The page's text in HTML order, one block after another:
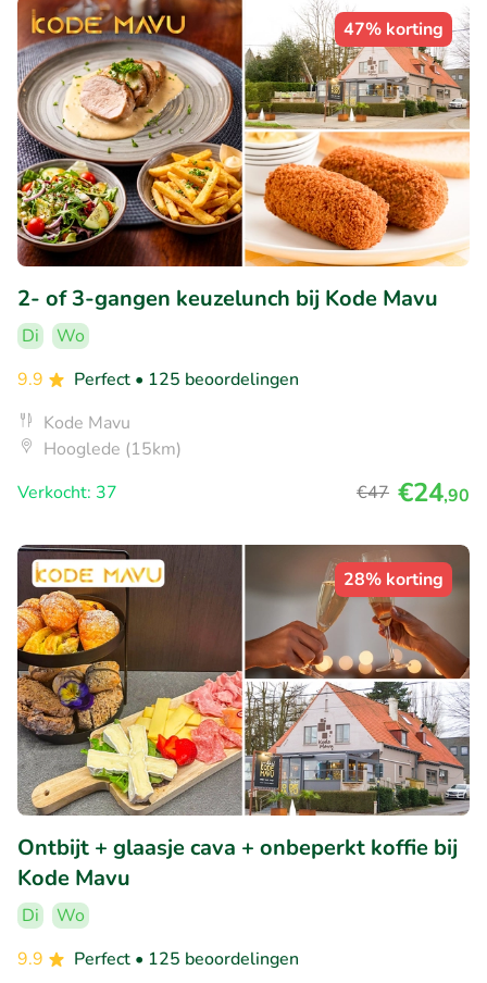
47% korting
2- of 3-gangen keuzelunch bij Kode Mavu
Di
Wo
9.9
Perfect • 125 beoordelingen
Kode Mavu
Hooglede (15km)
Verkocht: 37
€47 €24,90
28% korting
Ontbijt + glaasje cava + onbeperkt koffie bij
Kode Mavu
Di
Wo
9.9
Perfect • 125 beoordelingen